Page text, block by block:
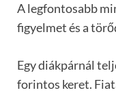
A legfontosabb
figyelmet és a
Egy diákpárnál
forintos keret.